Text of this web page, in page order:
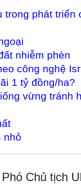
phát triển
nhiễm phèn
công nghệ
1 tỷ đồng/ha?
vừng tránh
nhỏ
Phó Chủ tịch